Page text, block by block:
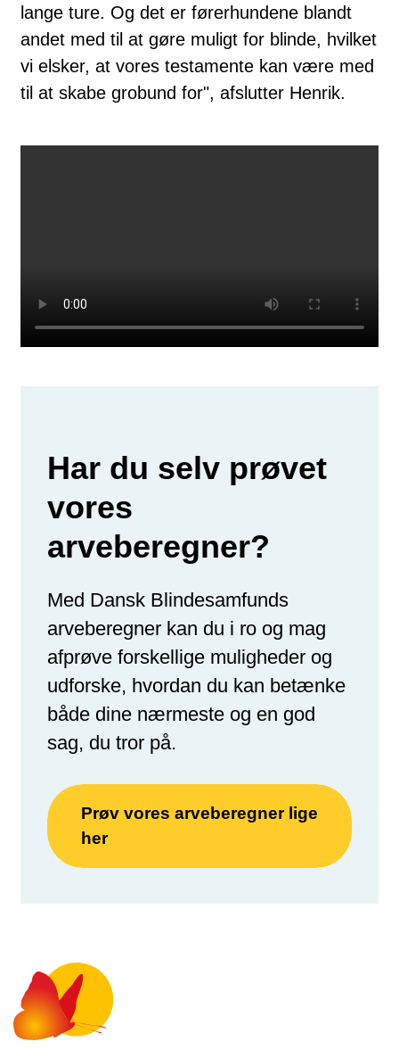
lange ture. Og det er førerhundene blandt
andet med til at gøre muligt for blinde, hvilket
vi elsker, at vores testamente kan være med
til at skabe grobund for", afslutter Henrik.
Har du selv prøvet
vores
arveberegner?
Med Dansk Blindesamfunds
arveberegner kan du i ro og mag
afprøve forskellige muligheder og
udforske, hvordan du kan betænke
både dine nærmeste og en god
sag, du tror på.
Prøv vores arveberegner lige
her